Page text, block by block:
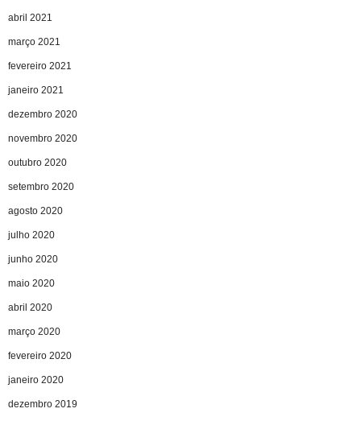
abril 2021
março 2021
fevereiro 2021
janeiro 2021
dezembro 2020
novembro 2020
outubro 2020
setembro 2020
agosto 2020
julho 2020
junho 2020
maio 2020
abril 2020
março 2020
fevereiro 2020
janeiro 2020
dezembro 2019